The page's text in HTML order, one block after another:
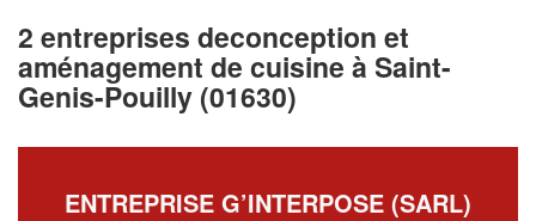
2 entreprises deconception et
aménagement de cuisine à Saint-
Genis-Pouilly (01630)
ENTREPRISE G’INTERPOSE (SARL)